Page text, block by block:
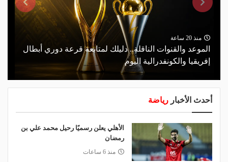
منذ 20 ساعة
الموعد والقنوات الناقلة.. دليلك لمتابعة قرعة دوري أبطال
إفريقيا والكونفدرالية اليوم
أحدث الأخبار رياضة
الأهلي يعلن رسميًا رحيل محمد علي بن
رمضان
منذ 6 ساعات